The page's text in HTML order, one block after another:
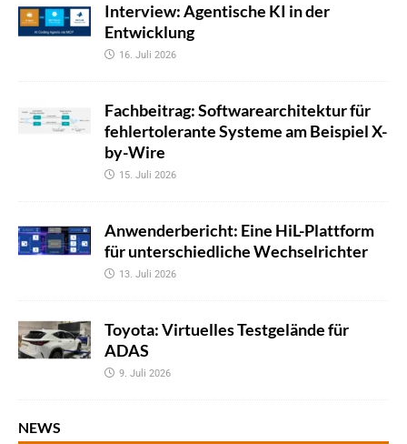
Interview: Agentische KI in der
Entwicklung
16. Juli 2026
Fachbeitrag: Softwarearchitektur für
fehlertolerante Systeme am Beispiel X-
by-Wire
15. Juli 2026
Anwenderbericht: Eine HiL-Plattform
für unterschiedliche Wechselrichter
13. Juli 2026
Toyota: Virtuelles Testgelände für
ADAS
9. Juli 2026
NEWS